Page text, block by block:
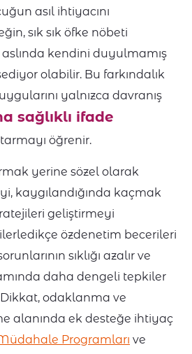
asıl ihtiyacını
sık sık öfke nöbeti
kendini duyulmamış
olabilir. Bu farkındalık
yalnızca davranış
sağlıklı ifade
öğrenir.
yerine sözel olarak
kaygılandığında kaçmak
geliştirmeyi
özdenetim becerileri
sıklığı azalır ve
daha dengeli tepkiler
odaklanma ve
alanında ek desteğe ihtiyaç
Programları ve